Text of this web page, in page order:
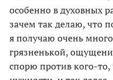
особенно в духовных
зачем так делаю, что
я получаю очень
грязненькой,
спорю против кого-то,